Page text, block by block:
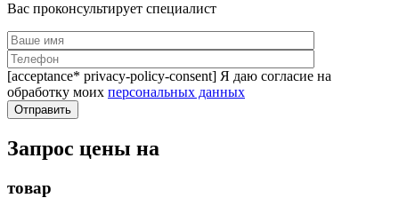
Вас проконсультирует специалист
[acceptance* privacy-policy-consent] Я даю согласие на
обработку моих персональных данных
Запрос цены на
товар